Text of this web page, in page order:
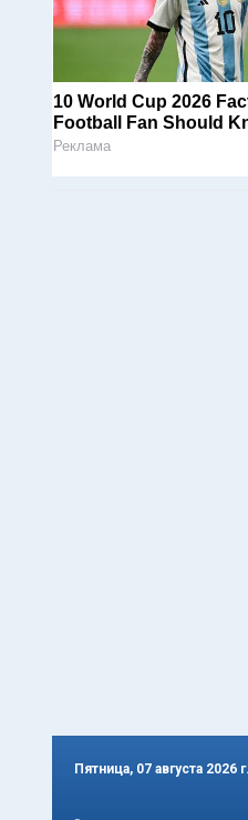
10 World Cup 2026
Football Fan Should
Реклама
Пятница, 07 августа 2026 г.